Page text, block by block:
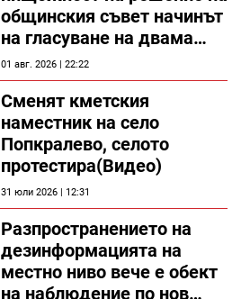
общинския съвет начинът
на гласуване на двама
съветници в Силистра?
01 авг. 2026 | 22:22
Сменят кметския
наместник на село
Попкралево, селото
протестира(Видео)
31 юли 2026 | 12:31
Разпространението на
дезинформацията на
местно ниво вече е обект
на наблюдение по нов